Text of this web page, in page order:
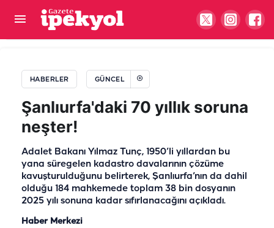
HABERLER GÜNCEL
Şanlıurfa'daki 70 yıllık soruna
neşter!
Adalet Bakanı Yılmaz Tunç, 1950’li yıllardan bu
yana süregelen kadastro davalarının çözüme
kavuşturulduğunu belirterek, Şanlıurfa’nın da dahil
olduğu 184 mahkemede toplam 38 bin dosyanın
2025 yılı sonuna kadar sıfırlanacağını açıkladı.
Haber Merkezi
Urfa'da aileleri tedirgin eden görüntüler!